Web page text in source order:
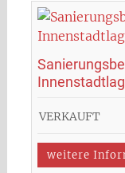
VERKAUFT
weitere